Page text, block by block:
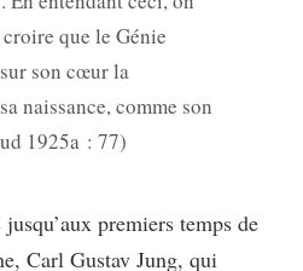
que le Génie
son cœur la
naissance, comme son
1925a : 77)
jusqu’aux premiers temps de
Carl Gustav Jung, qui